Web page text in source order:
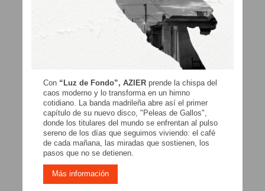
Con “Luz de Fondo”, AZIER prende la chispa del
caos moderno y lo transforma en un himno
cotidiano. La banda madrileña abre así el primer
capítulo de su nuevo disco, "Peleas de Gallos",
donde los titulares del mundo se enfrentan al pulso
sereno de los días que seguimos viviendo: el café
de cada mañana, las miradas que sostienen, los
pasos que no se detienen.
Más información